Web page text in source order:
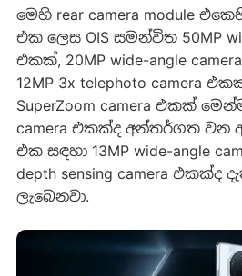
මෙහි rear camera module
එක ලෙස OIS සමන්විත 50MP
එකක්, 20MP wide-angle
12MP 3x telephoto camera
SuperZoom camera එකක්
camera එකක්ද අන්තර්ගත වන
එක සඳහා 13MP wide-angle
depth sensing camera එකක්ද
ලැබෙනවා.